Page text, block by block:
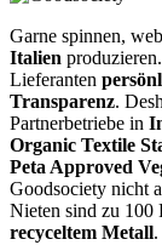
Garne spinnen,
Italien
Lieferanten
Transparenz.
Partnerbetriebe in
Organic Textile
Peta Approved
Goodsociety nicht
Nieten sind zu 100
recyceltem Metall.